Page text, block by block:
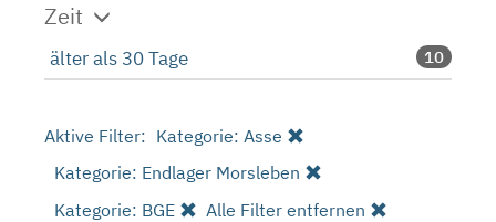
Zeit
älter als 30 Tage 10
Aktive Filter: Kategorie: Asse
Kategorie: Endlager Morsleben
Kategorie: BGE
Alle Filter entfernen